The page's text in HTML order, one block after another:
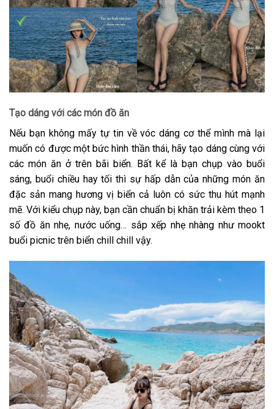
Tạo dáng với các món đồ ăn
Nếu bạn không mấy tự tin về vóc dáng cơ thể mình mà lại
muốn có được một bức hình thần thái, hãy tạo dáng cùng với
các món ăn ở trên bãi biển. Bất kể là bạn chụp vào buổi
sáng, buổi chiều hay tối thì sự hấp dẫn của những món ăn
đặc sản mang hương vị biển cả luôn có sức thu hút mạnh
mẽ. Với kiểu chụp này, bạn cần chuẩn bị khăn trải kèm theo 1
số đồ ăn nhẹ, nước uống… sắp xếp nhẹ nhàng như mookt
buổi picnic trên biển chill chill vậy.